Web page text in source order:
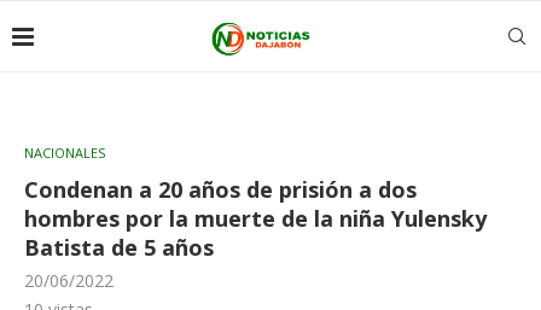
NACIONALES
Condenan a 20 años de prisión a dos
hombres por la muerte de la niña Yulensky
Batista de 5 años
20/06/2022